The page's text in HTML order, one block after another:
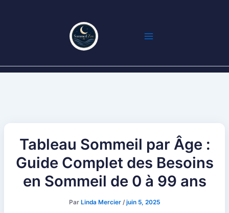
Tableau Sommeil par Âge :
Guide Complet des Besoins
en Sommeil de 0 à 99 ans
Par Linda Mercier / juin 5, 2025